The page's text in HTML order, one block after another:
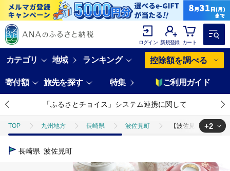
ログイン 新規登録 カート
カテゴリ 地域 ランキング 控除額を調べる
寄付額 旅先を探す 特集 ご利用ガイド
「ふるさとチョイス」システム連携に関して
TOP 九州地方 長崎県 波佐見町 【波佐見焼】金襴
TOP
日用品・雑貨 食器 【波佐見焼】金襴 古伊万里 7号皿
+2
長崎県 波佐見町